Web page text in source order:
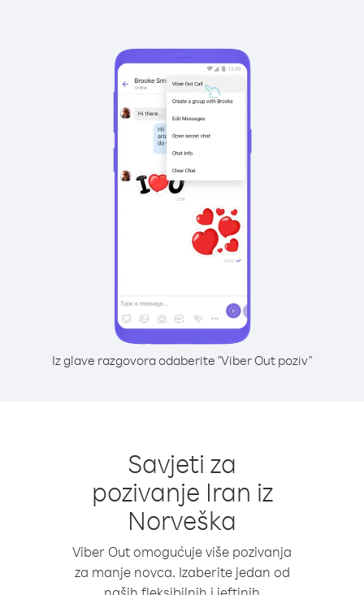
Iz glave razgovora odaberite "Viber Out poziv"
Savjeti za
pozivanje Iran iz
Norveška
Viber Out omogućuje više pozivanja
za manje novca. Izaberite jedan od